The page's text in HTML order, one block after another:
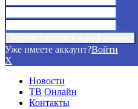
Уже имеете аккаунт?Войти
X
Новости
ТВ Онлайн
Контакты